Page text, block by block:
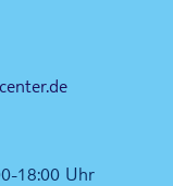
18:00 Uhr